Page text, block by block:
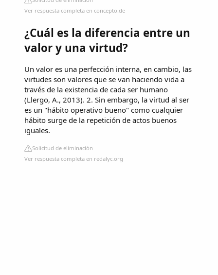
Ver respuesta completa en concepto.de
¿Cuál es la diferencia entre un
valor y una virtud?
Un valor es una perfección interna, en cambio, las
virtudes son valores que se van haciendo vida a
través de la existencia de cada ser humano
(Llergo, A., 2013). 2. Sin embargo, la virtud al ser
es un "hábito operativo bueno" como cualquier
hábito surge de la repetición de actos buenos
iguales.
Solicitud de eliminación
Ver respuesta completa en redalyc.org